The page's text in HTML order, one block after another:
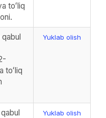
toʻliq
toʻliq
Yuklab olish
Yuklab olish